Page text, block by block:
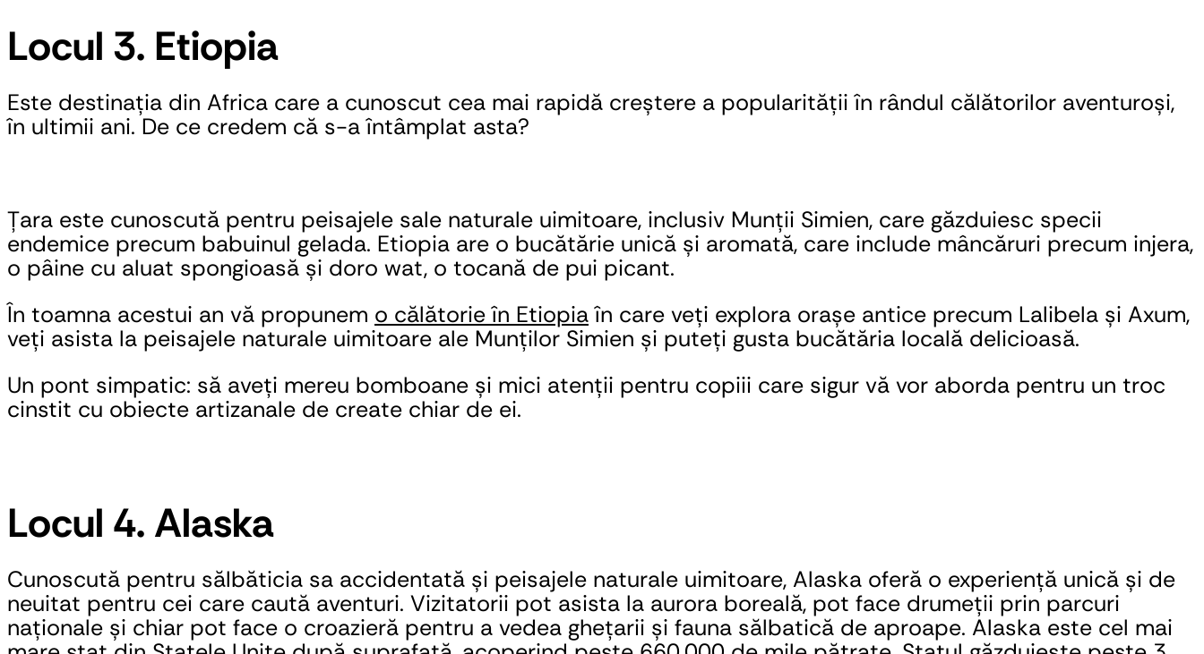
Locul 3. Etiopia
Este destinația din Africa care a cunoscut cea mai rapidă creștere a popularității în rândul călătorilor aventuroși,
în ultimii ani. De ce credem că s-a întâmplat asta?
Țara este cunoscută pentru peisajele sale naturale uimitoare, inclusiv Munții Simien, care găzduiesc specii
endemice precum babuinul gelada. Etiopia are o bucătărie unică și aromată, care include mâncăruri precum injera,
o pâine cu aluat spongioasă și doro wat, o tocană de pui picant.
În toamna acestui an vă propunem o călătorie în Etiopia în care veți explora orașe antice precum Lalibela și Axum,
veți asista la peisajele naturale uimitoare ale Munților Simien și puteți gusta bucătăria locală delicioasă.
Un pont simpatic: să aveți mereu bomboane și mici atenții pentru copiii care sigur vă vor aborda pentru un troc
cinstit cu obiecte artizanale de create chiar de ei.
Locul 4. Alaska
Cunoscută pentru sălbăticia sa accidentată și peisajele naturale uimitoare, Alaska oferă o experiență unică și de
neuitat pentru cei care caută aventuri. Vizitatorii pot asista la aurora boreală, pot face drumeții prin parcuri
naționale și chiar pot face o croazieră pentru a vedea ghețarii și fauna sălbatică de aproape. Alaska este cel mai